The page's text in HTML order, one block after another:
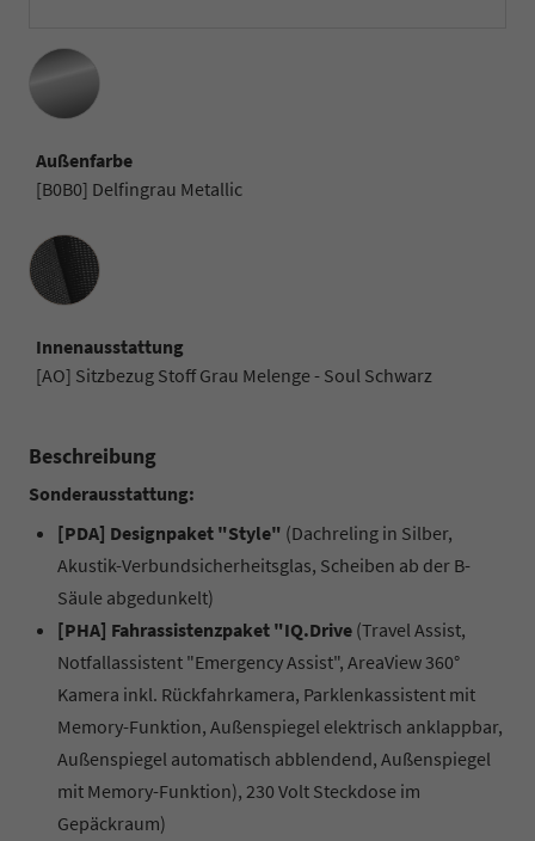
Außenfarbe
[B0B0] Delfingrau Metallic
Innenausstattung
Innenausstattung
[AO] Sitzbezug Stoff Grau Melenge - Soul Schwarz
Beschreibung
Sonderausstattung:
[PDA] Designpaket "Style" (Dachreling in Silber,
Akustik-Verbundsicherheitsglas, Scheiben ab der B-
Säule abgedunkelt)
[PHA] Fahrassistenzpaket "IQ.Drive (Travel Assist,
Notfallassistent "Emergency Assist", AreaView 360°
Kamera inkl. Rückfahrkamera, Parklenkassistent mit
Memory-Funktion, Außenspiegel elektrisch anklappbar,
Außenspiegel automatisch abblendend, Außenspiegel
mit Memory-Funktion), 230 Volt Steckdose im
Gepäckraum)